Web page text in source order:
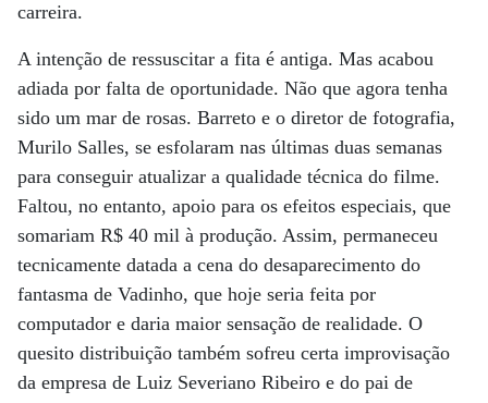
carreira.
A intenção de ressuscitar a fita é antiga. Mas acabou
adiada por falta de oportunidade. Não que agora tenha
sido um mar de rosas. Barreto e o diretor de fotografia,
Murilo Salles, se esfolaram nas últimas duas semanas
para conseguir atualizar a qualidade técnica do filme.
Faltou, no entanto, apoio para os efeitos especiais, que
somariam R$ 40 mil à produção. Assim, permaneceu
tecnicamente datada a cena do desaparecimento do
fantasma de Vadinho, que hoje seria feita por
computador e daria maior sensação de realidade. O
quesito distribuição também sofreu certa improvisação
da empresa de Luiz Severiano Ribeiro e do pai de